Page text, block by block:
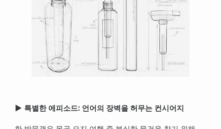
▶ 특별한 에피소드: 언어의 장벽을 허무는 컨시어지